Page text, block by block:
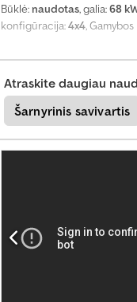
Būklė: naudotas, galia:68
konfigūracija:4x4,
Atraskite daugiau
Šarnyrinis savivartis